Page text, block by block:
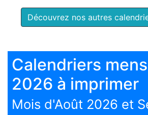
Découvrez nos autres
Calendriers
2026 à imprimer
Mois d'Août 2026 et